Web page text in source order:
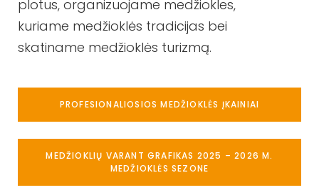
plotus, organizuojame medžiokles,
kuriame medžioklės tradicijas bei
skatiname medžioklės turizmą.
PROFESIONALIOSIOS MEDŽIOKLĖS ĮKAINIAI
MEDŽIOKLIŲ VARANT GRAFIKAS 2025 – 2026 M.
MEDŽIOKLĖS SEZONE